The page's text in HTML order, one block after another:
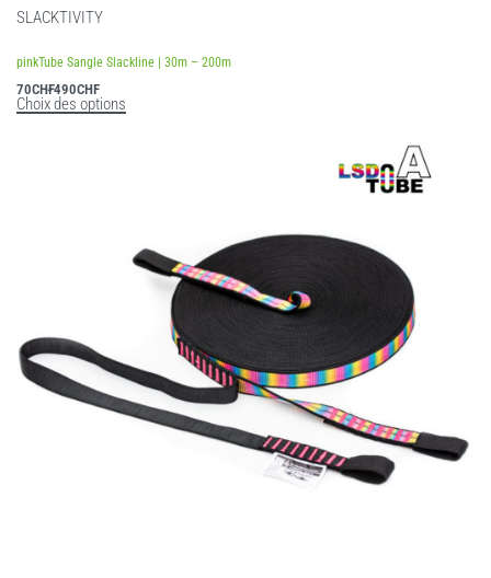
SLACKTIVITY
Note4.50 sur 5
pinkTube Sangle Slackline | 30m – 200m
70CHF490CHF
Choix des options